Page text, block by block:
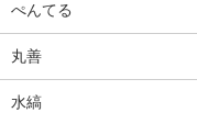
ぺんてる
丸善
水縞